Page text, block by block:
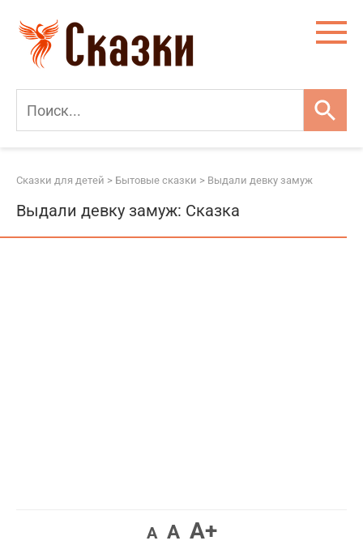
контенту
Сказки для детей > Бытовые сказки > Выдали девку замуж
Выдали девку замуж: Сказка
AУменьшить
AВернуть
A+Увеличить